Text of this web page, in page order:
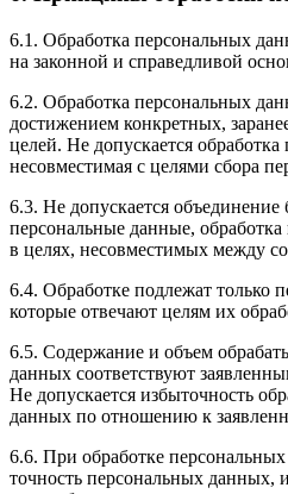
6.1. Обработка персональных
на законной и справедливой
6.2. Обработка персональных
достижением конкретных,
целей. Не допускается
несовместимая с целями сбора
6.3. Не допускается
персональные данные, обработка
в целях, несовместимых между
6.4. Обработке подлежат только
которые отвечают целям их
6.5. Содержание и объем
данных соответствуют
Не допускается избыточность
данных по отношению к
6.6. При обработке
точность персональных данных,